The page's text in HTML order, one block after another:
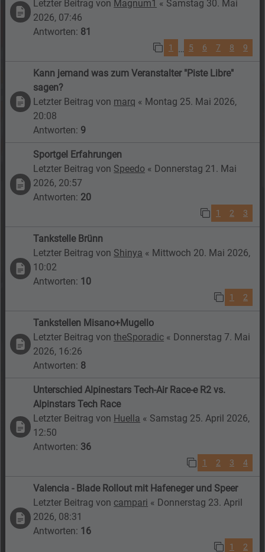
Letzter Beitrag von Magnum1 « Samstag 30. Mai
2026, 07:46
Antworten: 81
1 … 5 6 7 8 9
Kann jemand was zum Veranstalter "Piste Libre"
sagen?
Letzter Beitrag von marq « Montag 25. Mai 2026,
20:08
Antworten: 9
Sportgel Erfahrungen
Letzter Beitrag von Speedo « Donnerstag 21. Mai
2026, 20:57
Antworten: 20
1 2 3
Tankstelle Brünn
Letzter Beitrag von Shinya « Mittwoch 20. Mai 2026,
10:02
Antworten: 10
1 2
Tankstellen Misano+Mugello
Letzter Beitrag vontheSporadic « Donnerstag 7. Mai
2026, 16:26
Antworten: 8
Unterschied Alpinestars Tech-Air Race-e R2 vs.
Alpinstars Tech Race
Letzter Beitrag von Huella « Samstag 25. April 2026,
12:50
Antworten: 36
1 2 3 4
Valencia - Blade Rollout mit Hafeneger und Speer
Letzter Beitrag von campari « Donnerstag 23. April
2026, 08:31
Antworten: 16
1 2